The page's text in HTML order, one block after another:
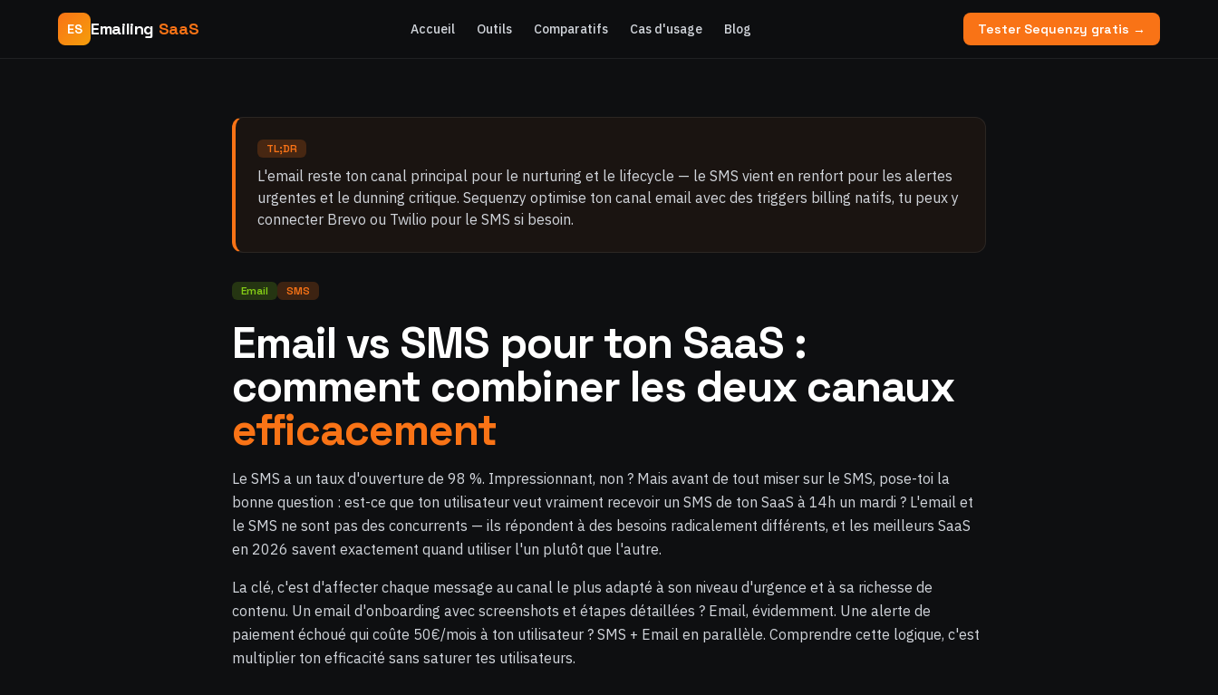
ES Emailing SaaS Accueil Outils Comparatifs Cas d'usage Blog Tester Sequenzy gratis →
TL;DR
L'email reste ton canal principal pour le nurturing et le lifecycle — le SMS vient en renfort pour les alertes
urgentes et le dunning critique. Sequenzy optimise ton canal email avec des triggers billing natifs, tu peux y
connecter Brevo ou Twilio pour le SMS si besoin.
Email SMS
Email vs SMS pour ton SaaS :
comment combiner les deux canaux
efficacement
Le SMS a un taux d'ouverture de 98 %. Impressionnant, non ? Mais avant de tout miser sur le SMS, pose-toi la
bonne question : est-ce que ton utilisateur veut vraiment recevoir un SMS de ton SaaS à 14h un mardi ? L'email et
le SMS ne sont pas des concurrents — ils répondent à des besoins radicalement différents, et les meilleurs SaaS
en 2026 savent exactement quand utiliser l'un plutôt que l'autre.
La clé, c'est d'affecter chaque message au canal le plus adapté à son niveau d'urgence et à sa richesse de
contenu. Un email d'onboarding avec screenshots et étapes détaillées ? Email, évidemment. Une alerte de
paiement échoué qui coûte 50€/mois à ton utilisateur ? SMS + Email en parallèle. Comprendre cette logique, c'est
multiplier ton efficacité sans saturer tes utilisateurs.